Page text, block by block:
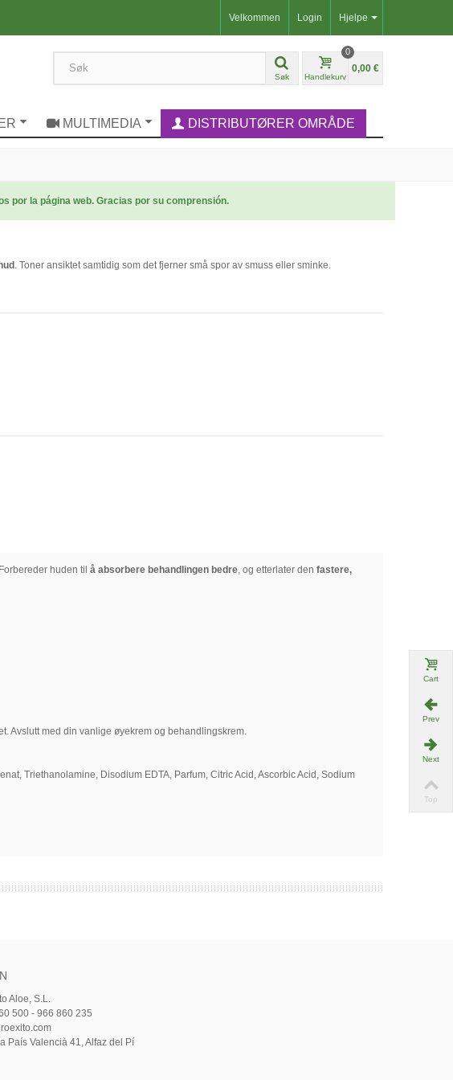
Hjelpe
Velkommen Login
Søk Handlekurv
0
0,00 €
MULTIMEDIA DISTRIBUTØRER OMRÅDE
por la página web. Gracias por su comprensión.
. Toner ansiktet samtidig som det fjerner små spor av smuss eller sminke.
huden til å absorbere behandlingen bedre, og etterlater den fastere,
Avslutt med din vanlige øyekrem og behandlingskrem.
Triethanolamine, Disodium EDTA, Parfum, Citric Acid, Ascorbic Acid, Sodium
Aloe, S.L.
500 - 966 860 235
País Valencià 41, Alfaz del Pí
Cart
Prev
Next
Top